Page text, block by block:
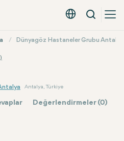
Türkçe - EUR
Arama
Dünyagöz Hastaneler Grubu Antalya
Antalya, Türkiye
Değerlendirmeler (0)